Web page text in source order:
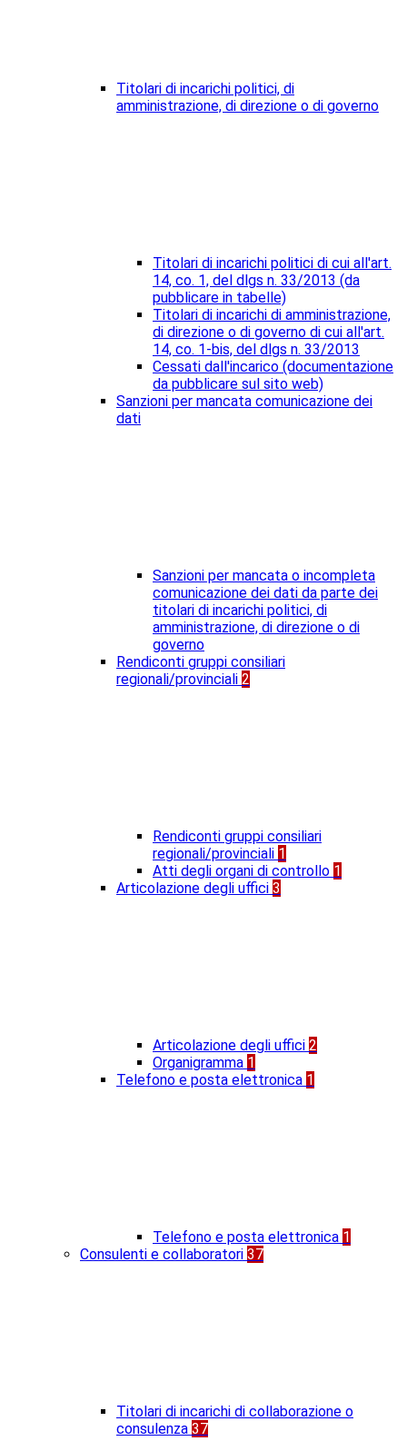
Titolari di incarichi politici, di
amministrazione, di direzione o di governo
Titolari di incarichi politici di cui all'art.
14, co. 1, del dlgs n. 33/2013 (da
pubblicare in tabelle)
Titolari di incarichi di amministrazione,
di direzione o di governo di cui all'art.
14, co. 1-bis, del dlgs n. 33/2013
Cessati dall'incarico (documentazione
da pubblicare sul sito web)
Sanzioni per mancata comunicazione dei
dati
Sanzioni per mancata o incompleta
comunicazione dei dati da parte dei
titolari di incarichi politici, di
amministrazione, di direzione o di
governo
Rendiconti gruppi consiliari
regionali/provinciali 2
Rendiconti gruppi consiliari
regionali/provinciali 1
Atti degli organi di controllo 1
Articolazione degli uffici 3
Articolazione degli uffici 2
Organigramma 1
Telefono e posta elettronica 1
Telefono e posta elettronica 1
Consulenti e collaboratori 37
Titolari di incarichi di collaborazione o
consulenza 37